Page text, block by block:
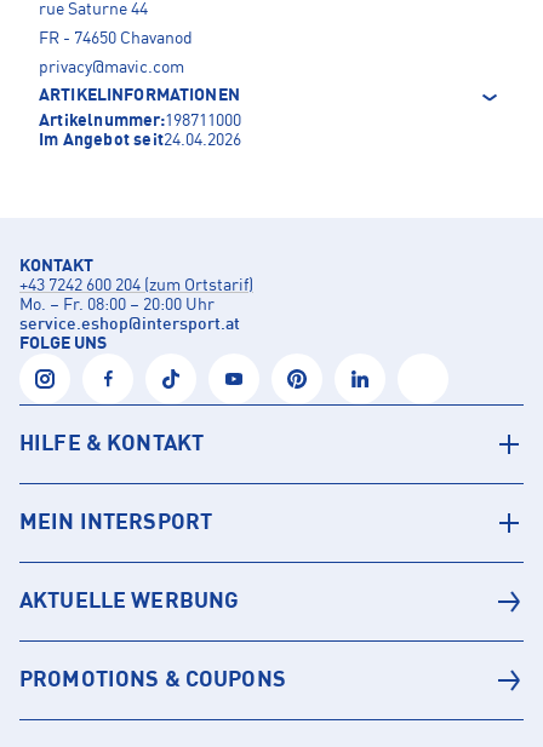
rue Saturne 44
FR - 74650 Chavanod
privacy@mavic.com
ARTIKELINFORMATIONEN
Artikelnummer:198711000
Im Angebot seit24.04.2026
KONTAKT
+43 7242 600 204 (zum Ortstarif)
Mo. – Fr. 08:00 – 20:00 Uhr
service.eshop@intersport.at
FOLGE UNS
HILFE & KONTAKT
MEIN INTERSPORT
AKTUELLE WERBUNG
PROMOTIONS & COUPONS